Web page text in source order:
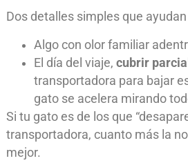
Dos detalles simples que
Algo con olor familiar
El día del viaje, cubrir
transportadora para bajar
gato se acelera mirando
Si tu gato es de los que
transportadora, cuanto más la
mejor.